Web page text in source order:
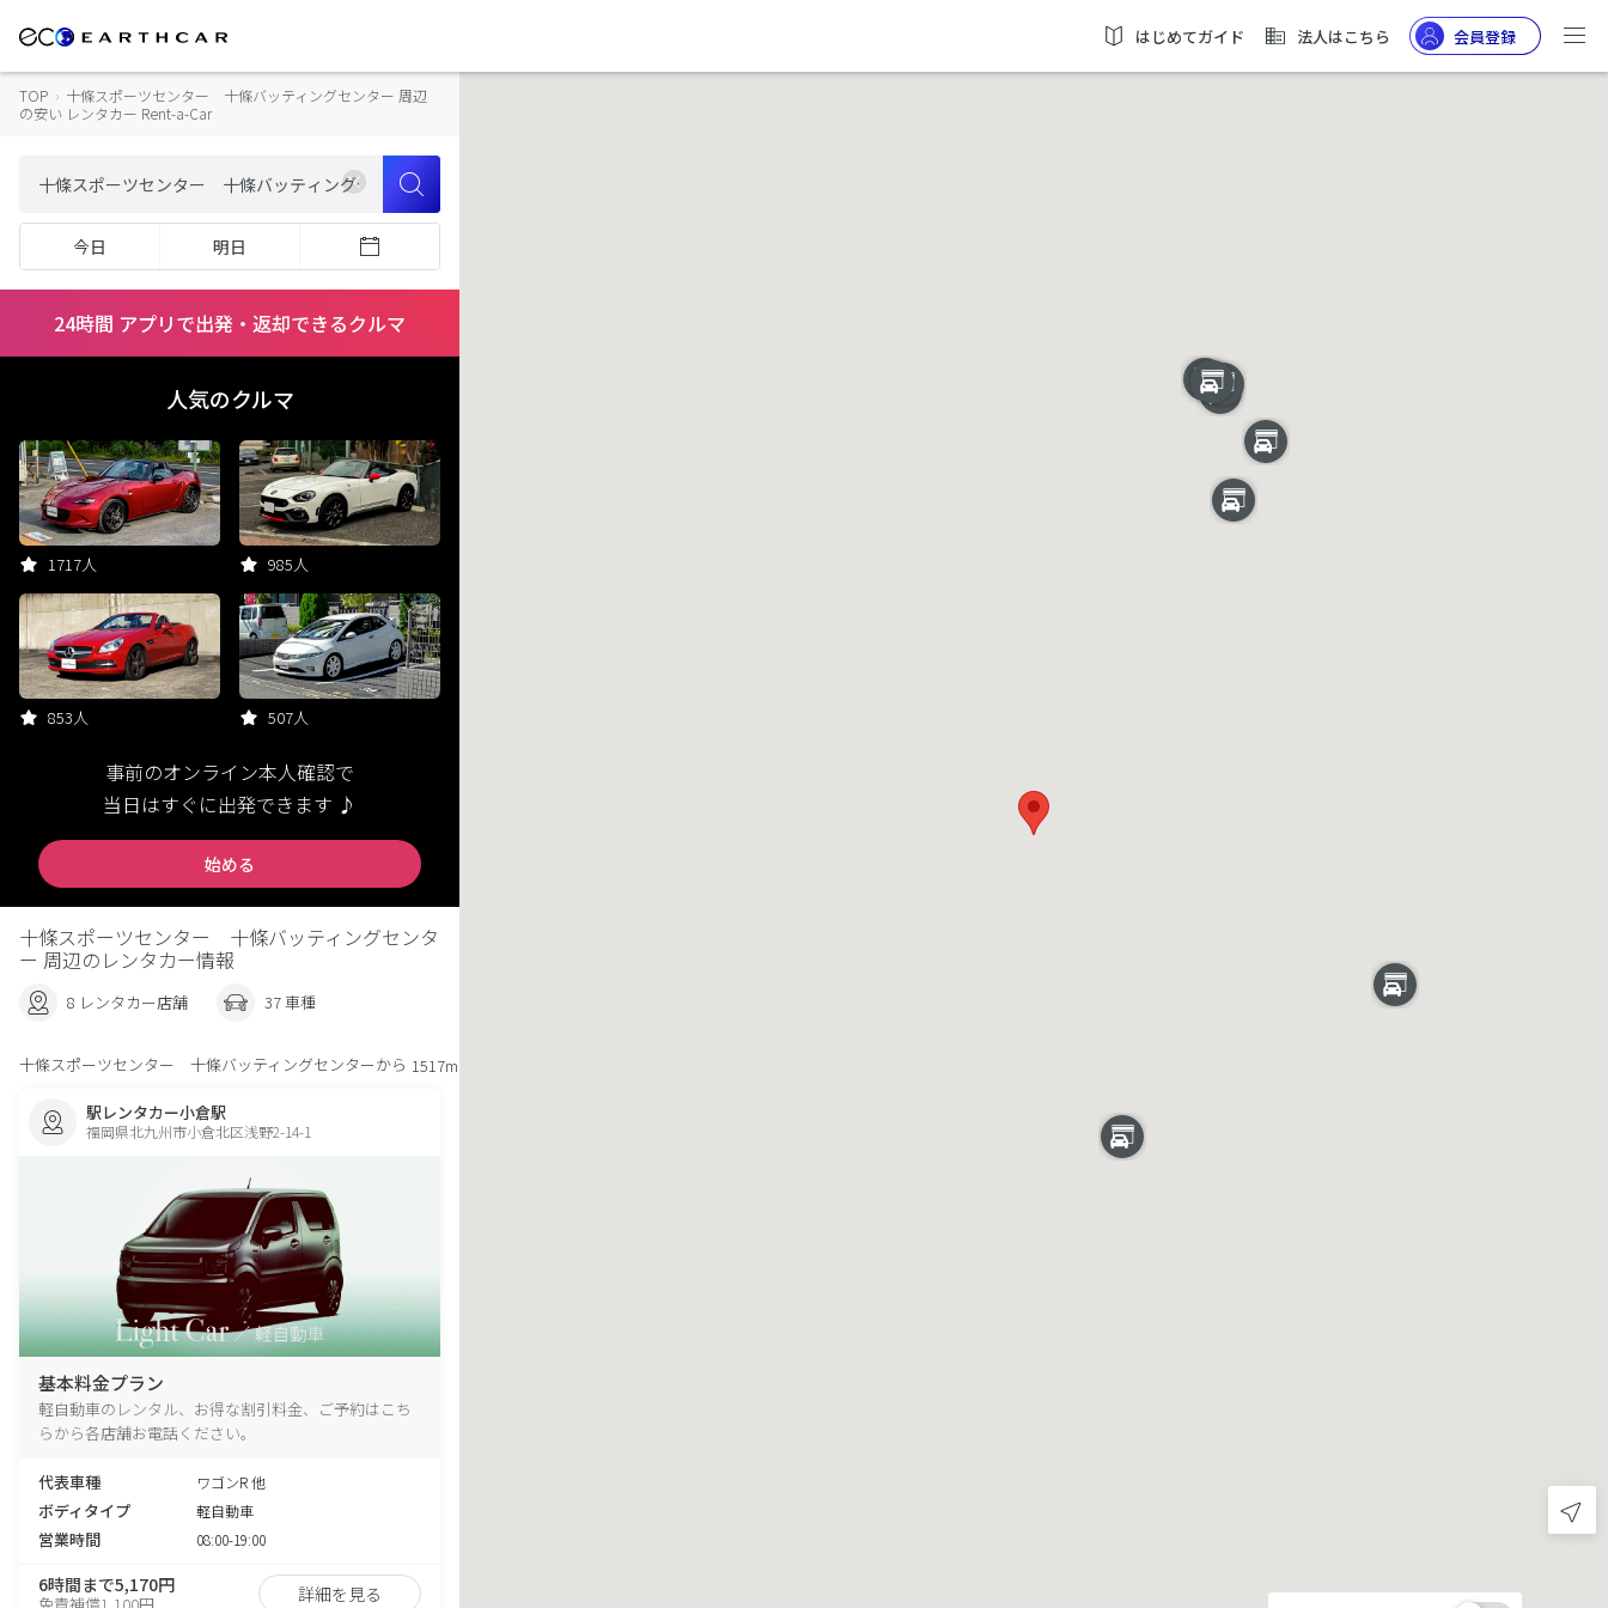
はじめてガイド 法人はこちら 会員登録
TOP › 十條スポーツセンター 十條バッティングセンター 周辺
の安い レンタカー Rent-a-Car
今日 明日
24時間 アプリで出発・返却できるクルマ
人気のクルマ
1717人 985人
853人 507人
事前のオンライン本人確認で
当日はすぐに出発できます ♪
始める
十條スポーツセンター 十條バッティングセンタ
ー 周辺のレンタカー情報
8 レンタカー店舗 37 車種
十條スポーツセンター 十條バッティングセンターから 1517m
駅レンタカー小倉駅
福岡県北九州市小倉北区浅野2-14-1
基本料金プラン
軽自動車のレンタル、お得な割引料金、ご予約はこち
らから各店舗お電話ください。
代表車種 ワゴンR 他
ボディタイプ 軽自動車
営業時間 08:00-19:00
6時間まで5,170円
免責補償1,100円 詳細を見る